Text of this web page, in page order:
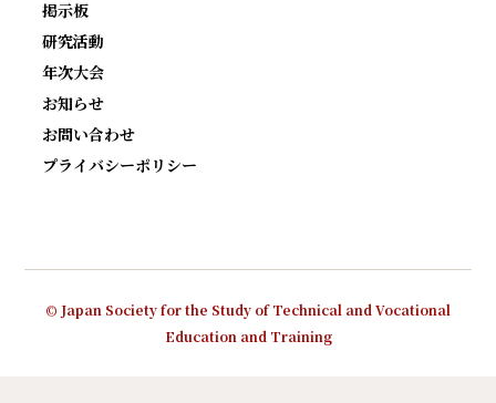
掲示板
研究活動
年次大会
お知らせ
お問い合わせ
プライバシーポリシー
© Japan Society for the Study of Technical and Vocational
Education and Training